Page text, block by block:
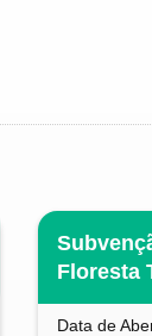
Floresta
Data de